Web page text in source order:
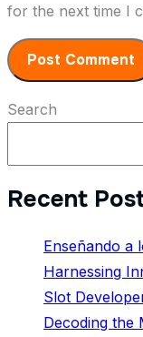
for the next time I
Search
Recent
Enseñando a
Harnessing
Slot
Decoding the